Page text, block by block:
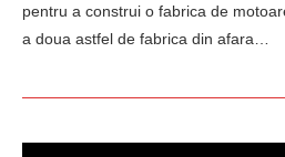
pentru a construi o fabrica de
a doua astfel de fabrica din afara…